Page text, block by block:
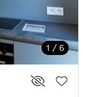
1 / 6